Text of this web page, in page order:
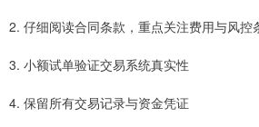
2. 仔细阅读合同条款，重点关注费用与风控
3. 小额试单验证交易系统真实性
4. 保留所有交易记录与资金凭证